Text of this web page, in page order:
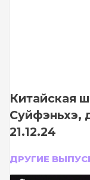
Китайская
Суйфэньхэ,
21.12.24
ДРУГИЕ